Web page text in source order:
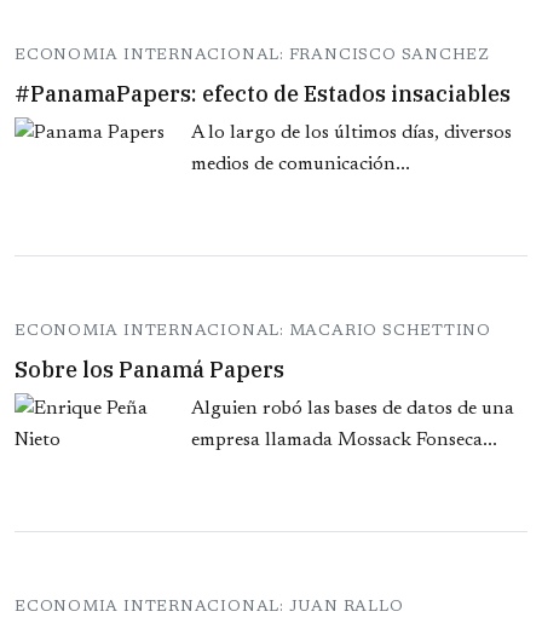
ECONOMIA INTERNACIONAL: FRANCISCO SANCHEZ
#PanamaPapers: efecto de Estados insaciables
A lo largo de los últimos días, diversos
medios de comunicación...
ECONOMIA INTERNACIONAL: MACARIO SCHETTINO
Sobre los Panamá Papers
Alguien robó las bases de datos de una
empresa llamada Mossack Fonseca...
ECONOMIA INTERNACIONAL: JUAN RALLO